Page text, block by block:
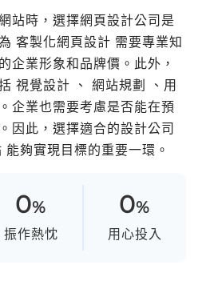
站時，選擇網頁設計公司是
客製化網頁設計 需要專業知
企業形象和品牌價。此外，
視覺設計 、 網站規劃 、用
企業也需要考慮是否能在預
因此，選擇適合的設計公司
夠實現目標的重要一環。
0%
振作熱忱
0%
用心投入